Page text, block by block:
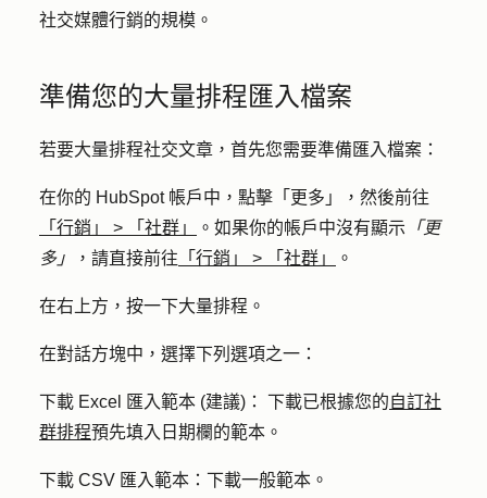
社交媒體行銷的規模。
準備您的大量排程匯入檔案
若要大量排程社交文章，首先您需要準備匯入檔案：
在你的 HubSpot 帳戶中，點擊 「更多」
，然後前往
「行銷」
> 「社群」 。如果你的帳戶中沒有顯示 「更
多」
，請直接前往 「行銷」 > 「社群」 。
在右上方，按一下大量排程 。
在對話方塊中，選擇下列選項之一：
下載 Excel 匯入範本 (建議)： 下載已根據您的自訂社
群排程預先填入日期欄的範本。
下載 CSV 匯入範本： 下載一般範本。